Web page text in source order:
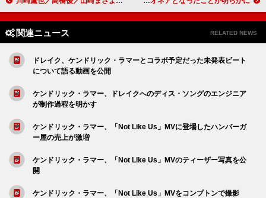
関連ニュース RELATED NEWS
ドレイク、ケンドリック・ラマーとコラボ予定だった未発表ビート
について語る動画を公開
ケンドリック・ラマー、ドレイクへのディス・ソングのエンジニア
が制作過程を明かす
ケンドリック・ラマー、「Not Like Us」MVに登場したハンバーガ
ー屋の売上が激増
ケンドリック・ラマー、「Not Like Us」MVのティーザー写真を公
開
ケンドリック・ラマー、「Not Like Us」MVをコンプトンで撮影